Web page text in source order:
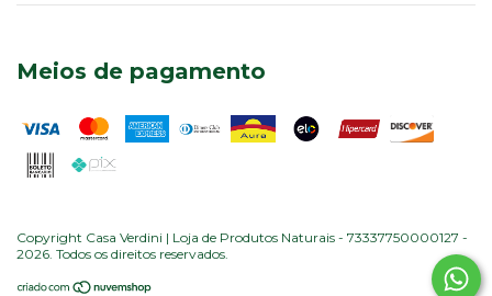
Meios de pagamento
Copyright Casa Verdini | Loja de Produtos Naturais - 73337750000127 -
2026. Todos os direitos reservados.